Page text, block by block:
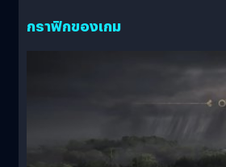
กราฟิกของเกม